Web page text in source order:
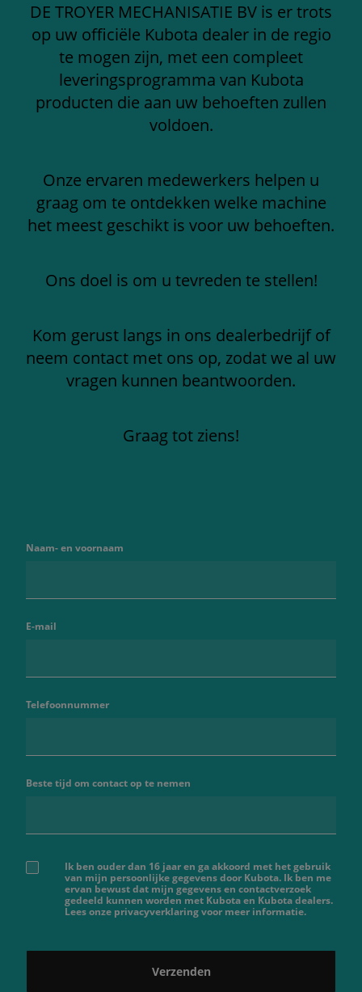
DE TROYER MECHANISATIE BV is er trots
op uw officiële Kubota dealer in de regio
te mogen zijn, met een compleet
leveringsprogramma van Kubota
producten die aan uw behoeften zullen
voldoen.
Onze ervaren medewerkers helpen u
graag om te ontdekken welke machine
het meest geschikt is voor uw behoeften.
Ons doel is om u tevreden te stellen!
Kom gerust langs in ons dealerbedrijf of
neem contact met ons op, zodat we al uw
vragen kunnen beantwoorden.
Graag tot ziens!
Naam- en voornaam
E-mail
Telefoonnummer
Beste tijd om contact op te nemen
Ik ben ouder dan 16 jaar en ga akkoord met het gebruik
van mijn persoonlijke gegevens door Kubota. Ik ben me
ervan bewust dat mijn gegevens en contactverzoek
gedeeld kunnen worden met Kubota en Kubota dealers.
Lees onze privacyverklaring voor meer informatie.
Verzenden